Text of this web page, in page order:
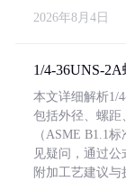
2026年8月4日
1/4-36UNS-
本文详细解析1/
包括外径、螺距
（ASME B1.1
见疑问，通过
附加工艺建议与